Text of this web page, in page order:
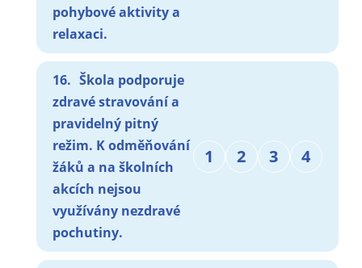
pohybové aktivity a
relaxaci.
16. Škola podporuje
zdravé stravování a
pravidelný pitný
režim. K odměňování
žáků a na školních
akcích nejsou
využívány nezdravé
pochutiny.
1 2 3 4